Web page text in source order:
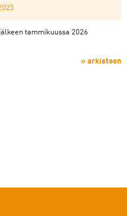
tammikuussa 2026
» arkistoon